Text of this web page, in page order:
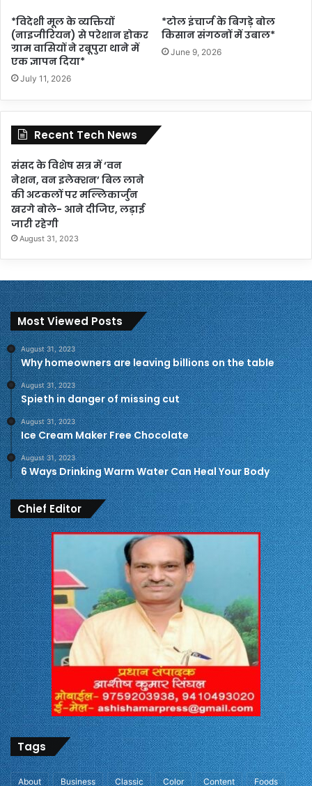
*विदेशी मूल के व्यक्तियों
(नाइजीरियन) से परेशान होकर
ग्राम वासियों ने रबूपुरा थाने में
एक ज्ञापन दिया*
July 11, 2026
*टोल इंचार्ज के बिगड़े बोल
किसान संगठनों में उबाल*
June 9, 2026
Recent Tech News
संसद के विशेष सत्र में ‘वन
नेशन, वन इलेक्शन’ बिल लाने
की अटकलों पर मल्लिकार्जुन
खरगे बोले- आने दीजिए, लड़ाई
जारी रहेगी
August 31, 2023
Most Viewed Posts
August 31, 2023
Why homeowners are leaving billions on the table
August 31, 2023
Spieth in danger of missing cut
August 31, 2023
Ice Cream Maker Free Chocolate
August 31, 2023
6 Ways Drinking Warm Water Can Heal Your Body
Chief Editor
Tags
About Business Classic Color Content Foods